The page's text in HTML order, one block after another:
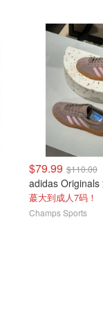
$79.99 $110.00
adidas Originals
蕞大到成人7码！
Champs Sports